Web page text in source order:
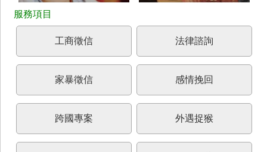
工商徵信 法律諮詢
家暴徵信 感情挽回
跨國專案 外遇捉猴